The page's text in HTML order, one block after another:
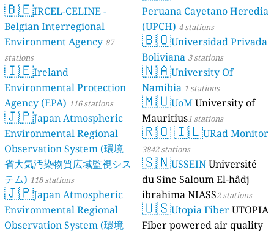
🇧🇪IRCEL-CELINE -
Belgian Interregional
Environment Agency 87
stations
🇮🇪Ireland
Environmental Protection
Agency (EPA) 116 stations
🇯🇵Japan Atmospheric
Environmental Regional
Observation System (環境
省大気汚染物質広域監視シス
テム) 118 stations
🇯🇵Japan Atmospheric
Environmental Regional
Observation System (環境
Peruana Cayetano Heredia
(UPCH) 4 stations
🇧🇴Universidad Privada
Boliviana 3 stations
🇳🇦University Of
Namibia 1 stations
🇲🇺UoMUniversity of
Mauritius1 stations
🇷🇴🇮🇱URad Monitor
3842 stations
🇸🇳USSEINUniversité
du Sine Saloum El-hâdj
ibrahima NIASS2 stations
🇺🇸Utopia FiberUTOPIA
Fiber powered air quality